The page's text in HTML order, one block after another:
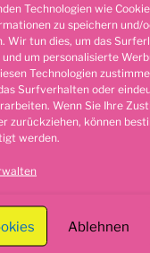
Technologien wie
zu speichern und/
Wir tun dies, um das
um personalisierte
Technologien
Surfverhalten oder
Wenn Sie Ihre
zurückziehen, können
werden.
Ablehnen
Umgebung im
Anhalt, von